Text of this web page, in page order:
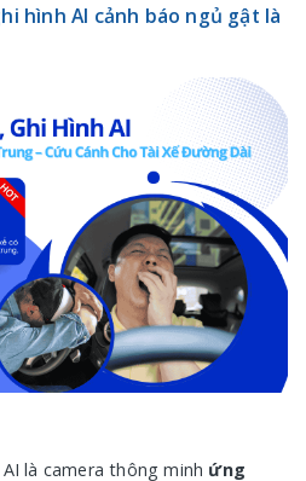
hình AI cảnh báo ngủ gật là
là camera thông minh ứng